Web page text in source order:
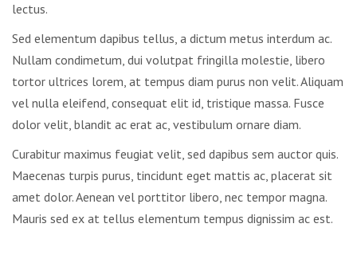
lectus.
Sed elementum dapibus tellus, a dictum metus interdum ac.
Nullam condimetum, dui volutpat fringilla molestie, libero
tortor ultrices lorem, at tempus diam purus non velit. Aliquam
vel nulla eleifend, consequat elit id, tristique massa. Fusce
dolor velit, blandit ac erat ac, vestibulum ornare diam.
Curabitur maximus feugiat velit, sed dapibus sem auctor quis.
Maecenas turpis purus, tincidunt eget mattis ac, placerat sit
amet dolor. Aenean vel porttitor libero, nec tempor magna.
Mauris sed ex at tellus elementum tempus dignissim ac est.